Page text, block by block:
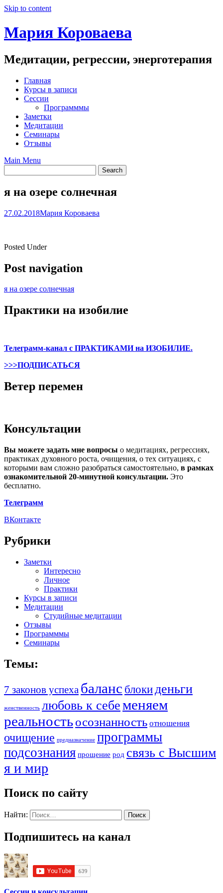
Skip to content
Мария Короваева
Медитации, регрессии, энерготерапия
Главная
Курсы в записи
Сессии
Программмы
Заметки
Медитации
Семинары
Отзывы
Main Menu
я на озере солнечная
27.02.2018Мария Короваева
Posted Under
Post navigation
я на озере солнечная
Практики на изобилие
Телеграмм-канал с ПРАКТИКАМИ на ИЗОБИЛИЕ.
>>>ПОДПИСАТЬСЯ
Ветер перемен
Консультации
Вы можете задать мне вопросы о медитациях, регрессиях,
практиках духовного роста, очищения, о тех ситуациях, с
которыми вам сложно разобраться самостоятельно, в рамках
ознакомительной 20-минутной консультации. Это
бесплатно.
Телеграмм
ВКонтакте
Рубрики
Заметки
Интересно
Личное
Практики
Курсы в записи
Медитации
Студийные медитации
Отзывы
Программмы
Семинары
Темы:
7 законов успеха баланс блокиденьги
женственность любовь к себеменяем
реальностьосознанность отношения
очищение предназначение программы
подсознания прощение род связь с Высшим
я и мир
Поиск по сайту
Найти:
Подпишитесь на канал